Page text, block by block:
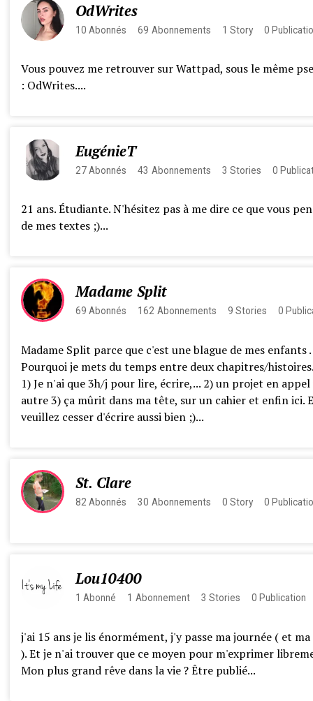
OdWrites
10 Abonnés 69 Abonnements 1 Story 0
Vous pouvez me retrouver sur Wattpad, sous le même
: OdWrites....
EugénieT
27 Abonnés 43 Abonnements 3 Stories 0
21 ans. Étudiante. N'hésitez pas à me dire ce que vous
de mes textes ;)...
Madame Split
69 Abonnés 162 Abonnements 9 Stories 0
Madame Split parce que c'est une blague de mes enfants .
Pourquoi je mets du temps entre deux chapitres/
1) Je n'ai que 3h/j pour lire, écrire,... 2) un projet en
autre 3) ça mûrit dans ma tête, sur un cahier et enfin ici.
veuillez cesser d'écrire aussi bien ;)...
St. Clare
82 Abonnés 30 Abonnements 0 Story 0
Lou10400
1 Abonné 1 Abonnement 3 Stories 0 Publication
j'ai 15 ans je lis énormément, j'y passe ma journée ( et
). Et je n'ai trouver que ce moyen pour m'exprimer
Mon plus grand rêve dans la vie ? Être publié...